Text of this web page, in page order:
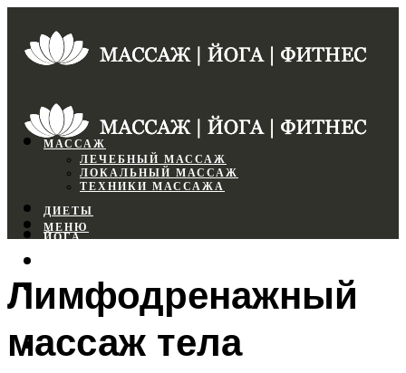
МАССАЖ
ЛЕЧЕБНЫЙ МАССАЖ
ЛОКАЛЬНЫЙ МАССАЖ
ТЕХНИКИ МАССАЖА
ДИЕТЫ
ЙОГА
ФИТНЕС
МЕНЮ
МЕНЮ
Лимфодренажный
массаж тела